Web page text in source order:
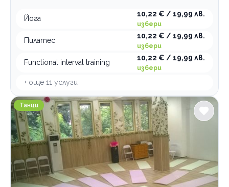
Йога
10,22 € / 19,99 лв.
избери
Пилатес
10,22 € / 19,99 лв.
избери
Functional interval training
10,22 € / 19,99 лв.
избери
+ още 11 услуги
Център за танци и спорт Temporadas Social Center
Танци